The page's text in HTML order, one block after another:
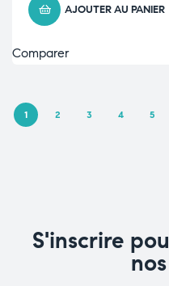
AJOUTER AU PANIER
Comparer
1 2 3 4 5
S'inscrire